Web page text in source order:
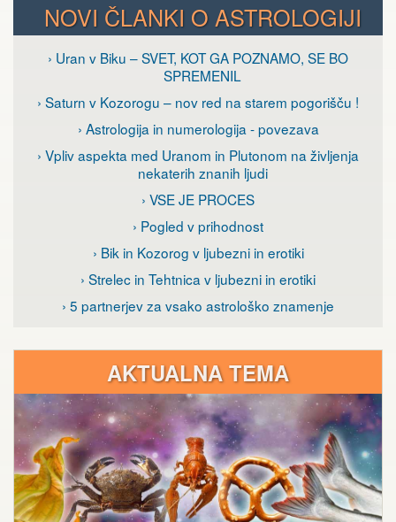
NOVI ČLANKI O ASTROLOGIJI
› Uran v Biku – SVET, KOT GA POZNAMO, SE BO
SPREMENIL
› Saturn v Kozorogu – nov red na starem pogorišču !
› Astrologija in numerologija - povezava
› Vpliv aspekta med Uranom in Plutonom na življenja
nekaterih znanih ljudi
› VSE JE PROCES
› Pogled v prihodnost
› Bik in Kozorog v ljubezni in erotiki
› Strelec in Tehtnica v ljubezni in erotiki
› 5 partnerjev za vsako astrološko znamenje
AKTUALNA TEMA